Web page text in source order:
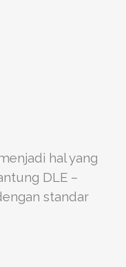
hal yang
DLE –
standar